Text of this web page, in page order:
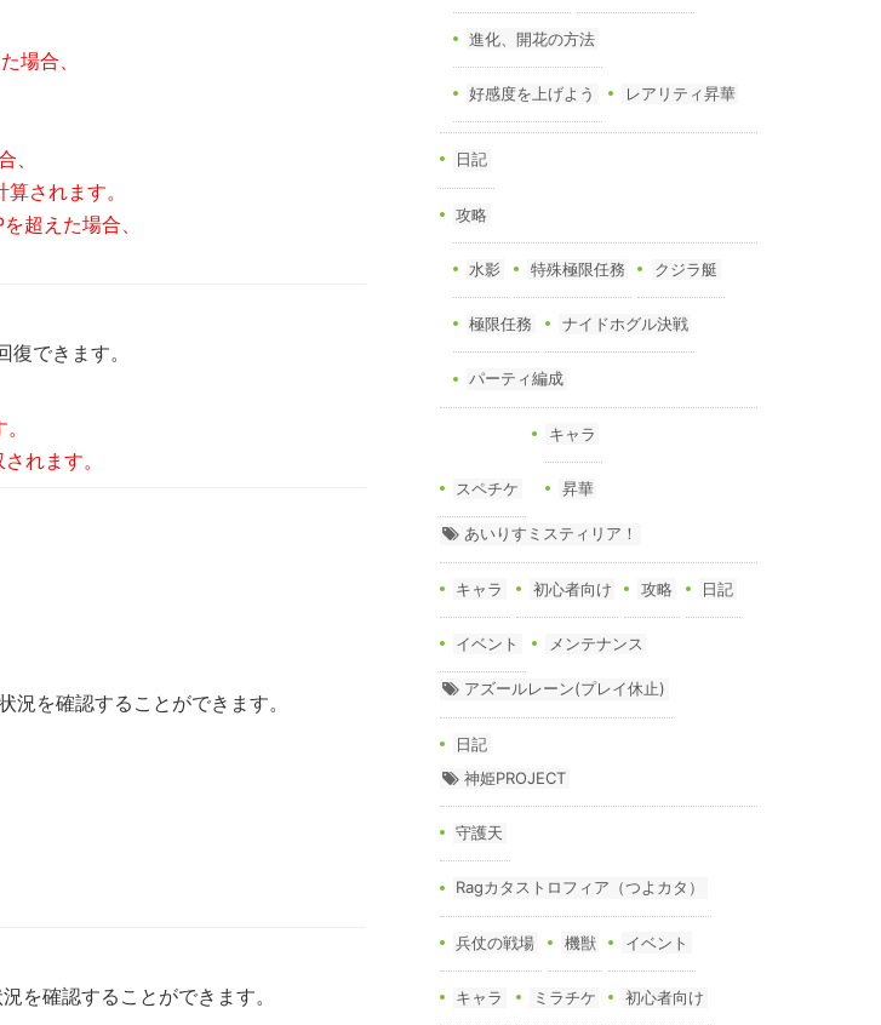
場合、
、
されます。
超えた場合、
できます。
れます。
況を確認することができます。
を確認することができます。
進化、開花の方法
好感度を上げよう レアリティ昇華
日記
攻略
水影 特殊極限任務 クジラ艇
極限任務 ナイドホグル決戦
パーティ編成
スペチケ
キャラ
昇華
あいりすミスティリア！
キャラ 初心者向け 攻略 日記
イベント メンテナンス
アズールレーン(プレイ休止)
日記
神姫PROJECT
守護天
Ragカタストロフィア（つよカタ）
兵仗の戦場 機獣 イベント
キャラ ミラチケ 初心者向け